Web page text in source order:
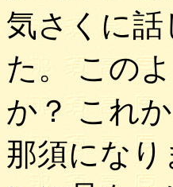
気さくに
た。 この
か？ これ
那須にな